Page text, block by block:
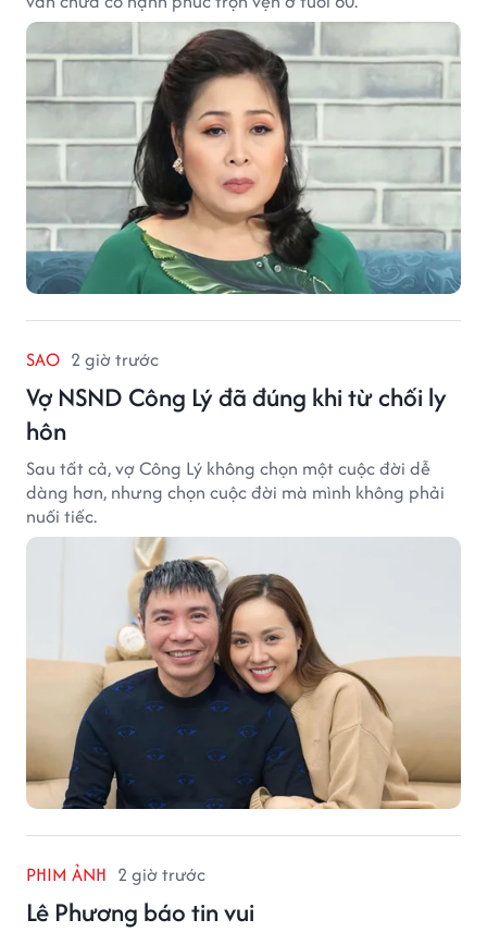
SAO 2 giờ trước
Vợ NSND Công Lý đã đúng khi từ chối ly
hôn
Sau tất cả, vợ Công Lý không chọn một cuộc đời dễ
dàng hơn, nhưng chọn cuộc đời mà mình không phải
nuối tiếc.
PHIM ẢNH 2 giờ trước
Lê Phương báo tin vui